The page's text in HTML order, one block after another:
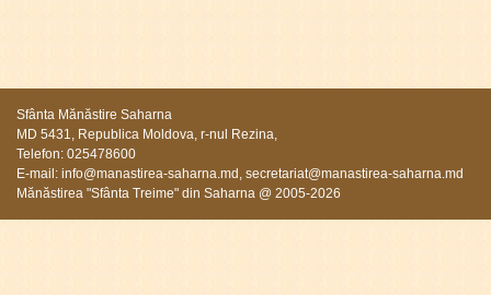
Sfânta Mănăstire Saharna
MD 5431, Republica Moldova, r-nul Rezina,
Telefon: 025478600
E-mail: info@manastirea-saharna.md secretariat@manastirea-saharna.md
Mănăstirea "Sfânta Treime" din Saharna @ 2005-2026